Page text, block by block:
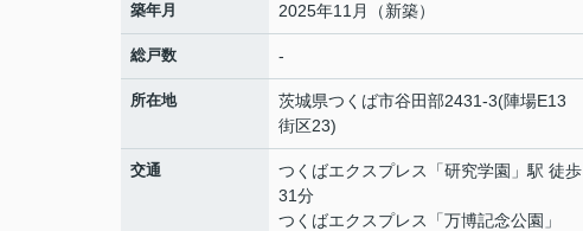
築年月 2025年11月（新築）
総戸数 -
所在地 茨城県つくば市谷田部2431-3(陣場E13
街区23)
交通 つくばエクスプレス 「研究学園 」駅 徒歩
31分
つくばエクスプレス
「万博記念公園 」